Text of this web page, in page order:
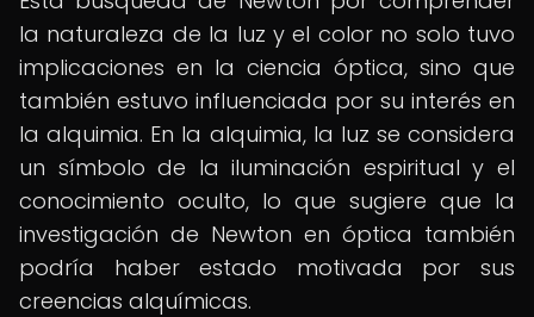
la naturaleza de la luz y el color no solo tuvo
implicaciones en la ciencia óptica, sino que
también estuvo influenciada por su interés en
la alquimia. En la alquimia, la luz se considera
un símbolo de la iluminación espiritual y el
conocimiento oculto, lo que sugiere que la
investigación de Newton en óptica también
podría haber estado motivada por sus
creencias alquímicas.